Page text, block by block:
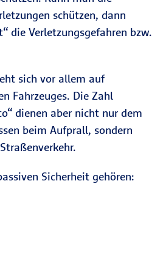
schützen, dann
die Verletzungsgefahren bzw.
sich vor allem auf
Fahrzeuges. Die Zahl
dienen aber nicht nur dem
beim Aufprall, sondern
Sicherheit gehören: